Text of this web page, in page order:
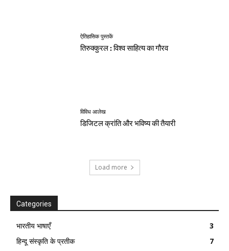
ऐतिहासिक पुस्तकें
तिरुक्कुरल : विश्व साहित्य का गौरव
विविध आलेख
डिजिटल क्रांति और भविष्य की तैयारी
Load more
Categories
भारतीय भाषाएँ
3
हिन्दू संस्कृति के प्रतीक
7